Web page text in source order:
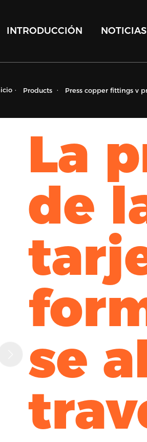
INTRODUCCIÓN NOTICIAS
Products Press copper fittings v
La
de
se